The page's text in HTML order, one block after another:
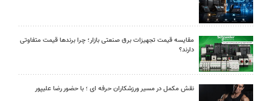
مقایسه قیمت تجهیزات برق صنعتی بازار؛ چرا برندها قیمت متفاوتی
دارند؟
نقش مکمل در مسیر ورزشکاران حرفه ای ؛ با حضور رضا علیپور